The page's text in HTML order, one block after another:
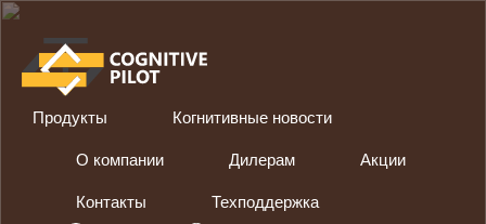
Продукты Когнитивные новости
О компании Дилерам Акции
Контакты Техподдержка